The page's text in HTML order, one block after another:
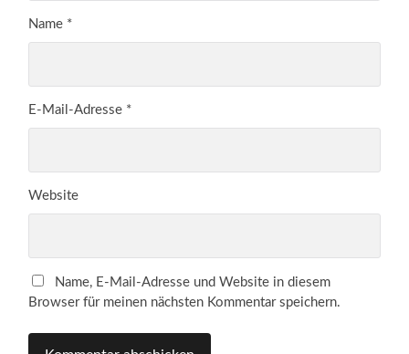
Name *
E-Mail-Adresse *
Website
Name, E-Mail-Adresse und Website in diesem
Browser für meinen nächsten Kommentar speichern.